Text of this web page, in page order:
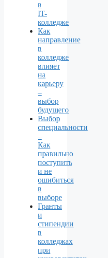
в
IT-
колледже
Как
направление
в
колледже
влияет
на
карьеру
–
выбор
будущего
Выбор
специальности
–
Как
правильно
поступить
и не
ошибиться
в
выборе
Гранты
и
стипендии
в
колледжах
при